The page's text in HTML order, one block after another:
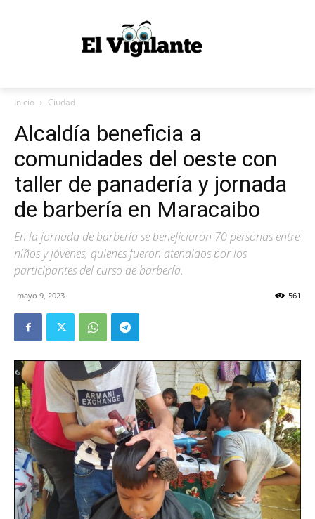
Inicio Ciudad
Alcaldía beneficia a
comunidades del oeste con
taller de panadería y jornada
de barbería en Maracaibo
En la jornada de barbería se beneficiaron 70 personas entre
niños y jóvenes, quienes fueron atendidos por los
participantes del curso de barbería.
mayo 9, 2023 561